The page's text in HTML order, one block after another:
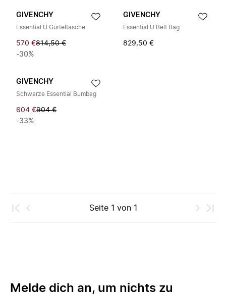
GIVENCHY
Essential U Gürteltasche
570 €814,50 €
-30%
GIVENCHY
Essential U Belt Bag
829,50 €
GIVENCHY
Schwarze Essential Bumbag
604 €904 €
-33%
Seite 1 von 1
Melde dich an, um nichts zu